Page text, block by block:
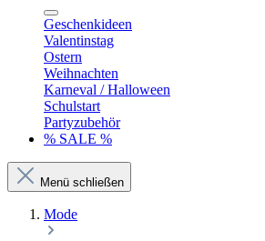
Geschenkideen
Valentinstag
Ostern
Weihnachten
Karneval / Halloween
Schulstart
Partyzubehör
% SALE %
Menü schließen
Mode